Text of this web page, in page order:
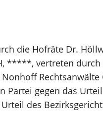
die Hofräte Dr.
*****, vertreten durch
Rechtsanwälte
Partei gegen das
des